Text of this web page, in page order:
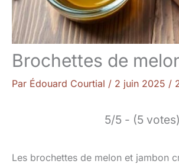
Brochettes de
Par Édouard Courtial / 2 juin 2025 /
5/5 - (5 votes)
Les brochettes de melon et jambon